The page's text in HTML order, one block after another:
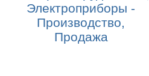
Электроприборы -
Производство,
Продажа